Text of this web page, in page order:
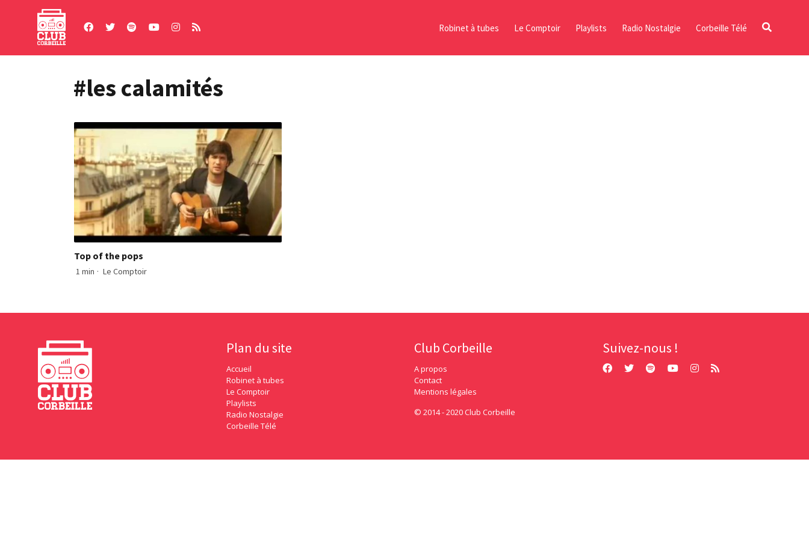
Robinet à tubes Le Comptoir Playlists Radio Nostalgie Corbeille Télé
#les calamités
Top of the pops
1 min · Le Comptoir
Plan du site
Accueil
Robinet à tubes
Le Comptoir
Playlists
Radio Nostalgie
Corbeille Télé
Club Corbeille
A propos
Contact
Mentions légales
© 2014 - 2020 Club Corbeille
Suivez-nous !